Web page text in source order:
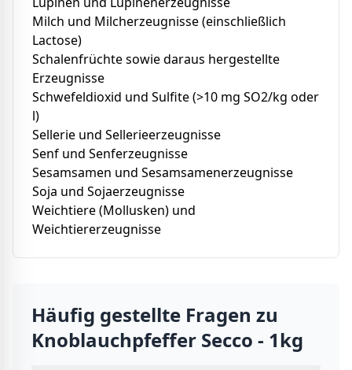
Milch und Milcherzeugnisse (einschließlich
Lactose)
Schalenfrüchte sowie daraus hergestellte
Erzeugnisse
Schwefeldioxid und Sulfite (>10 mg SO2/kg oder
l)
Sellerie und Sellerieerzeugnisse
Senf und Senferzeugnisse
Sesamsamen und Sesamsamenerzeugnisse
Soja und Sojaerzeugnisse
Weichtiere (Mollusken) und
Weichtiererzeugnisse
Häufig gestellte Fragen zu
Knoblauchpfeffer Secco - 1kg